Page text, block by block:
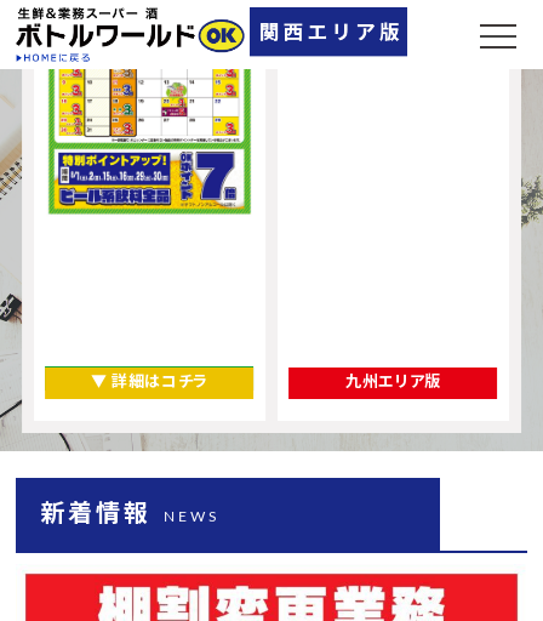
▼ 詳細はコチラ
奈良県
▼ 店舗一覧
九州エリア版
新着情報 NEWS